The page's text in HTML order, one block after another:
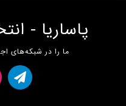
پاساریا -
ما را در شبکه‌های